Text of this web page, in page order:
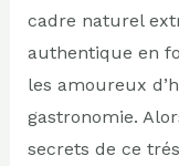
cadre naturel
authentique en
les amoureux
gastronomie.
secrets de ce